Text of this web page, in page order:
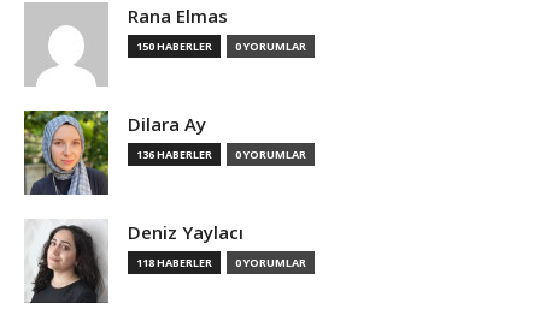
Rana Elmas
150 HABERLER 0 YORUMLAR
Dilara Ay
136 HABERLER 0 YORUMLAR
Deniz Yaylacı
118 HABERLER 0 YORUMLAR